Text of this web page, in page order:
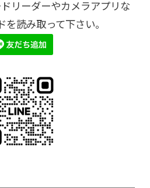
リーダーやカメラアプリな
を読み取って下さい。